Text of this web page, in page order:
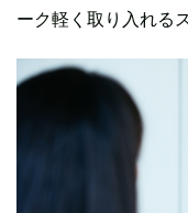
ーク軽く取り入れる